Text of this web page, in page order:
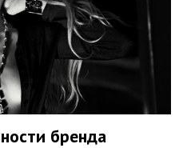
бренда